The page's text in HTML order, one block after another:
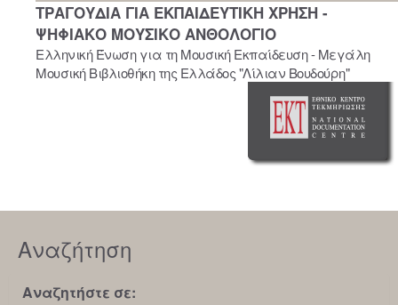
ΤΡΑΓΟΥΔΙΑ ΓΙΑ ΕΚΠΑΙΔΕΥΤΙΚΗ ΧΡΗΣΗ -
ΨΗΦΙΑΚΟ ΜΟΥΣΙΚΟ ΑΝΘΟΛΟΓΙΟ
Ελληνική Ένωση για τη Μουσική Εκπαίδευση - Μεγάλη
Μουσική Βιβλιοθήκη της Ελλάδος "Λίλιαν Βουδούρη"
Αναζήτηση
Αναζητήστε σε: